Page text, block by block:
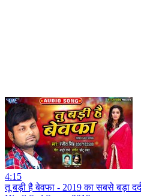
4:15
तू बड़ी है बेवफा - 2019 का सबसे बड़ा